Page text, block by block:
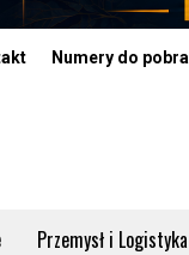
Numery do
Przemysł i Logistyka